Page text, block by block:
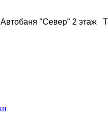
"Север" 2 этаж